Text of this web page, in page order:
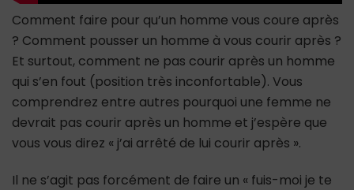
Comment faire pour qu’un homme vous coure après
? Comment pousser un homme à vous courir après ?
Et surtout, comment ne pas courir après un homme
qui s’en fout (position très inconfortable). Vous
comprendrez entre autres pourquoi une femme ne
devrait pas courir après un homme et j’espère que
vous vous direz « j’ai arrêté de lui courir après ».
Il ne s’agit pas forcément de faire un « fuis-moi je te